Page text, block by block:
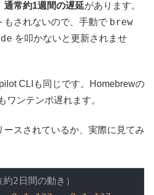
通常約1週間の遅延があります。
もされないので、手動で brew
を叩かないと更新されませ
CLIも同じです。Homebrewの
ワンテンポ遅れます。
ースされているか、実際に見てみ
約2 日間の動き）